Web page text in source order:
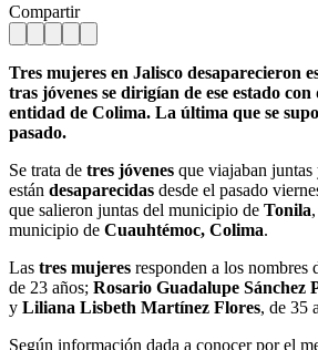
Compartir
Tres mujeres en Jalisco desaparecieron
tras jóvenes se dirigían de ese estado
entidad de Colima. La última que se
pasado.
Se trata de tres jóvenes que viajaban juntas
están desaparecidas desde el pasado
que salieron juntas del municipio de Tonila,
municipio de Cuauhtémoc, Colima.
Las tres mujeres responden a los nombres
de 23 años; Rosario Guadalupe Sánchez
y Liliana Lisbeth Martínez Flores, de 35
Según información dada a conocer por el